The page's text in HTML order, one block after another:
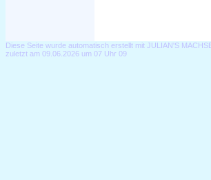
Diese Seite wurde automatisch erstellt mit JULIAN'S
zuletzt am 09.06.2026 um 07 Uhr 09